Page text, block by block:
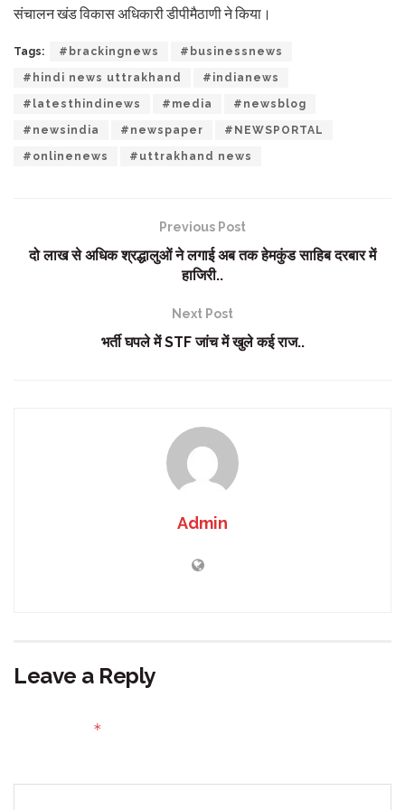
संचालन खंड विकास अधिकारी डीपीमैठाणी ने किया।
Tags: #brackingnews #businessnews
#hindi news uttrakhand #indianews
#latesthindinews #media #newsblog
#newsindia #newspaper #NEWSPORTAL
#onlinenews #uttrakhand news
Previous Post
दो लाख से अधिक श्रद्धालुओं ने लगाई अब तक हेमकुंड साहिब दरबार में
हाजिरी..
Next Post
भर्ती घपले में STF जांच में खुले कई राज..
Admin
Leave a Reply
*